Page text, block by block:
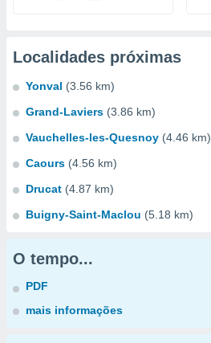
Localidades próximas
Yonval (3.56 km)
Grand-Laviers (3.86 km)
Vauchelles-les-Quesnoy (4.46 km)
Caours (4.56 km)
Drucat (4.87 km)
Buigny-Saint-Maclou (5.18 km)
O tempo...
PDF
mais informações